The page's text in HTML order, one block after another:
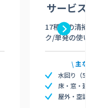
サービ
17種類の清
ク/単発の使
主
水回り（
床・窓・
屋外・空